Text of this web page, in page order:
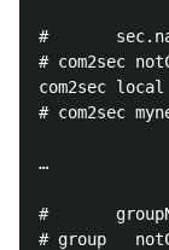
#
# com2sec
com2sec
# com2sec
…
#
# group